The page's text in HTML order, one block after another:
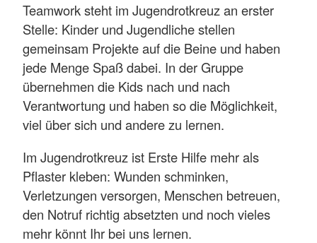
Teamwork steht im Jugendrotkreuz an erster
Stelle: Kinder und Jugendliche stellen
gemeinsam Projekte auf die Beine und haben
jede Menge Spaß dabei. In der Gruppe
übernehmen die Kids nach und nach
Verantwortung und haben so die Möglichkeit,
viel über sich und andere zu lernen.
Im Jugendrotkreuz ist Erste Hilfe mehr als
Pflaster kleben: Wunden schminken,
Verletzungen versorgen, Menschen betreuen,
den Notruf richtig absetzten und noch vieles
mehr könnt Ihr bei uns lernen.